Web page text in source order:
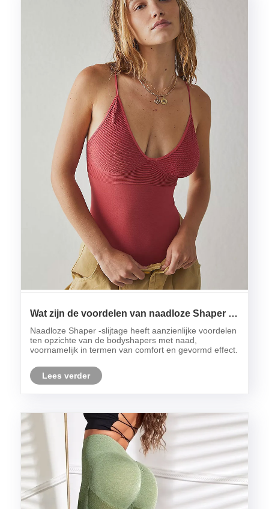
Wat zijn de voordelen van naadloze Shaper -
slijtage van het slijtage van de naad?
Naadloze Shaper -slijtage heeft aanzienlijke voordelen
ten opzichte van de bodyshapers met naad,
voornamelijk in termen van comfort en gevormd effect.
Lees verder